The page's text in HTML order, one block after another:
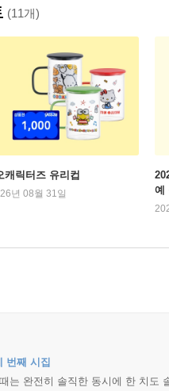
(11개)
릭터즈 유리컵
년 08월 31일
예
번째 시집
는 완전히 솔직한 동시에 한 치도